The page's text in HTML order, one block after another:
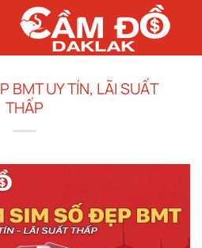
BMT UY TÍN, LÃI SUẤT
THẤP